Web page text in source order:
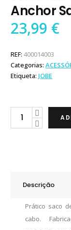
Anchor
23,99 €
REF:400014003
Categorias:
Etiqueta: JOBE
Jobe
quantity
Descrição
Prático saco
cabo.